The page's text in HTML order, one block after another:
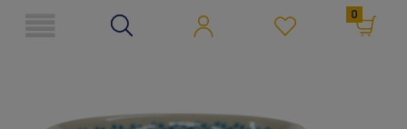
0